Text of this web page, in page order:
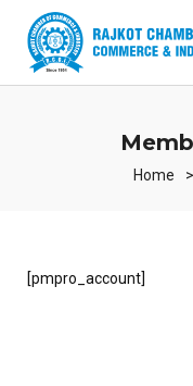
Home >
[pmpro_account]